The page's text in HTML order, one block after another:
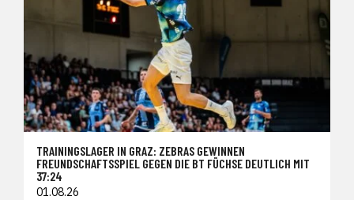
TRAININGSLAGER IN GRAZ: ZEBRAS GEWINNEN
FREUNDSCHAFTSSPIEL GEGEN DIE BT FÜCHSE DEUTLICH MIT
37:24
01.08.26